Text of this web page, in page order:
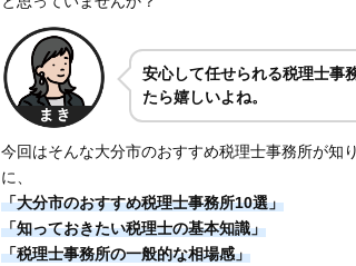
安心して任せられる税理士事
たら嬉しいよね。
今回はそんな大分市のおすすめ税理士事務所が知
に、
「大分市のおすすめ税理士事務所10選」
「知っておきたい税理士の基本知識」
「税理士事務所の一般的な相場感」